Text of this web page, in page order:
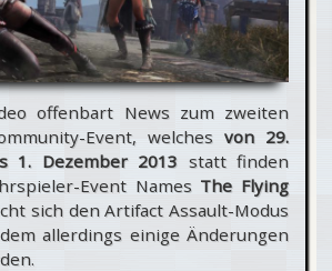
offenbart News zum zweiten
Event, welches von 29.
1. Dezember 2013 statt finden
Event NamesThe Flying
sich den Artifact Assault-Modus
allerdings einige Änderungen